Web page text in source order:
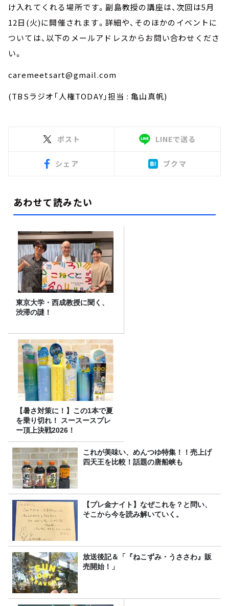
け入れてくれる場所です。副島教授の講座は、次回は5月
12日(火)に開催されます。詳細や、そのほかのイベントに
ついては、以下のメールアドレスからお問い合わせくださ
い。
caremeetsart@gmail.com
(TBSラジオ「人権TODAY」担当 : 亀山真帆)
ポスト LINEで送る
シェア ブクマ
あわせて読みたい
東京大学・西成教授に聞く、
渋滞の謎！
【暑さ対策に！】この1本で夏
を乗り切れ！ スースースプレ
ー頂上決戦2026！
これが美味い、めんつゆ特集！！売上げ
四天王を比較！話題の唐船峡も
【プレ金ナイト】なぜこれを？と問い、
そこから今を読み解いていく。
放送後記＆「『ねこずみ・うささわ』販
売開始！」